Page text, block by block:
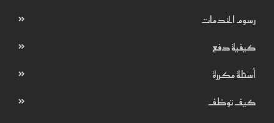
رسوم الخدمات
كيفية دفع
أسئلة مكررة
كيف توظف